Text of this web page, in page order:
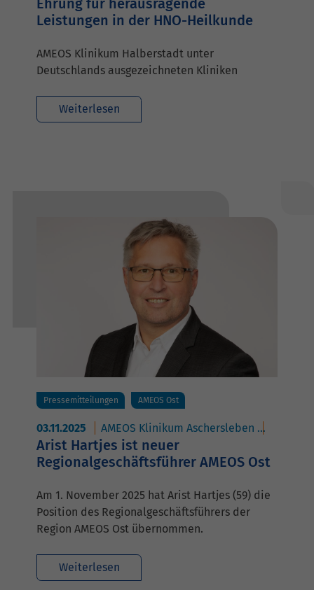
Ehrung für herausragende
Leistungen in der HNO-Heilkunde
AMEOS Klinikum Halberstadt unter
Deutschlands ausgezeichneten Kliniken
Weiterlesen
Pressemitteilungen AMEOS Ost
03.11.2025 AMEOS Klinikum Aschersleben
Arist Hartjes ist neuer
Regionalgeschäftsführer AMEOS Ost
Am 1. November 2025 hat Arist Hartjes (59) die
Position des Regionalgeschäftsführers der
Region AMEOS Ost übernommen.
Weiterlesen